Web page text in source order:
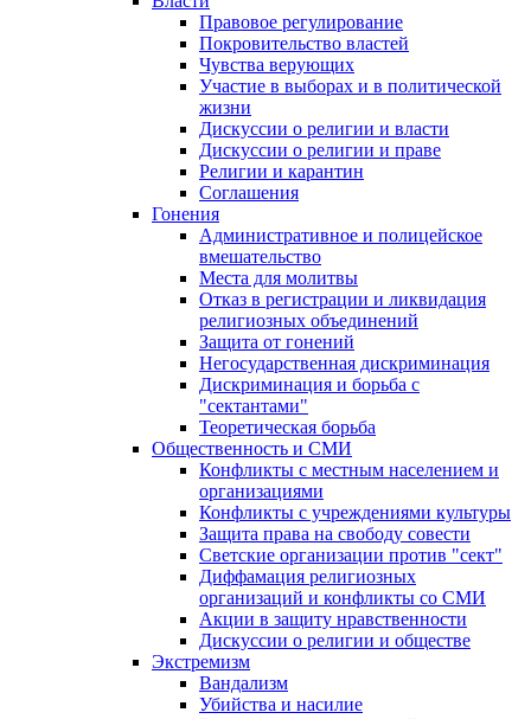
Правовое регулирование
Покровительство властей
Чувства верующих
Участие в выборах и в политической
жизни
Дискуссии о религии и власти
Дискуссии о религии и праве
Религии и карантин
Соглашения
Гонения
Административное и полицейское
вмешательство
Места для молитвы
Отказ в регистрации и ликвидация
религиозных объединений
Защита от гонений
Негосударственная дискриминация
Дискриминация и борьба с
"сектантами"
Теоретическая борьба
Общественность и СМИ
Конфликты с местным населением и
организациями
Конфликты с учреждениями культуры
Защита права на свободу совести
Светские организации против "сект"
Диффамация религиозных
организаций и конфликты со СМИ
Акции в защиту нравственности
Дискуссии о религии и обществе
Экстремизм
Вандализм
Убийства и насилие